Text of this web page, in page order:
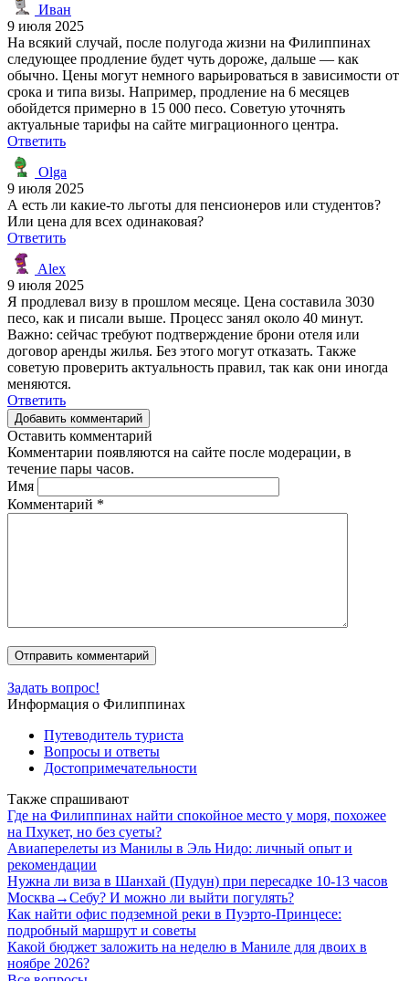
Иван
9 июля 2025
На всякий случай, после полугода жизни на Филиппинах
следующее продление будет чуть дороже, дальше — как
обычно. Цены могут немного варьироваться в зависимости от
срока и типа визы. Например, продление на 6 месяцев
обойдется примерно в 15 000 песо. Советую уточнять
актуальные тарифы на сайте миграционного центра.
Ответить
Olga
9 июля 2025
А есть ли какие-то льготы для пенсионеров или студентов?
Или цена для всех одинаковая?
Ответить
Alex
9 июля 2025
Я продлевал визу в прошлом месяце. Цена составила 3030
песо, как и писали выше. Процесс занял около 40 минут.
Важно: сейчас требуют подтверждение брони отеля или
договор аренды жилья. Без этого могут отказать. Также
советую проверить актуальность правил, так как они иногда
меняются.
Ответить
Добавить комментарий
Оставить комментарий
Комментарии появляются на сайте после модерации, в
течение пары часов.
Имя
Комментарий *
Задать вопрос!
Информация о Филиппинах
Путеводитель туриста
Вопросы и ответы
Достопримечательности
Также спрашивают
Где на Филиппинах найти спокойное место у моря, похожее
на Пхукет, но без суеты?
Авиаперелеты из Манилы в Эль Нидо: личный опыт и
рекомендации
Нужна ли виза в Шанхай (Пудун) при пересадке 10-13 часов
Москва→Себу? И можно ли выйти погулять?
Как найти офис подземной реки в Пуэрто-Принцесе:
подробный маршрут и советы
Какой бюджет заложить на неделю в Маниле для двоих в
ноябре 2026?